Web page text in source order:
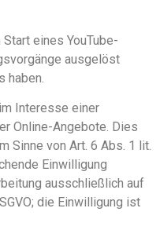
eines YouTube-
ausgelöst
haben.
Interesse einer
Online-Angebote. Dies
Sinne von Art. 6 Abs. 1 lit.
Einwilligung
ausschließlich auf
die Einwilligung ist